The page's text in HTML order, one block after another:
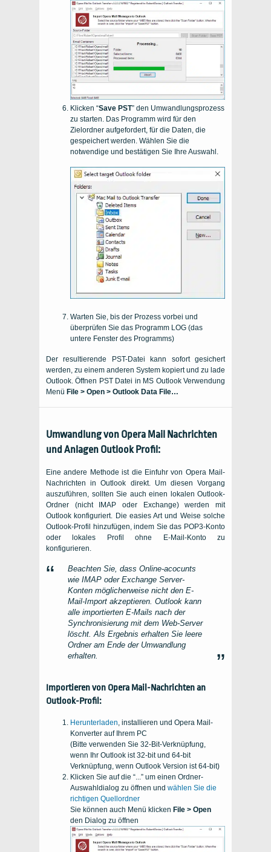
Klicken “Save PST” den Umwandlungsprozess
zu starten. Das Programm wird für den
Zielordner aufgefordert, für die Daten, die
gespeichert werden. Wählen Sie die
notwendige und bestätigen Sie Ihre Auswahl.
Warten Sie, bis der Prozess vorbei und
überprüfen Sie das Programm LOG (das
untere Fenster des Programms)
Der resultierende PST-Datei kann sofort gesichert
werden, zu einem anderen System kopiert und zu lade
Outlook. Öffnen PSTDatei in MS OutlookVerwendung
Menü File > Open > Outlook Data File…
Umwandlung von Opera Mail Nachrichten
und Anlagen OutlookProfil:
Eine andere Methode ist die Einfuhr von Opera Mail-
Nachrichten in Outlook direkt. Um diesen Vorgang
auszuführen, sollten Sie auch einen lokalen Outlook-
Ordner (nicht IMAP oder Exchange) werden mit
Outlook konfiguriert. Die easies Art und Weise solche
Outlook-Profil hinzufügen, indem Sie das POP3-Konto
oder lokales Profil ohne E-Mail-Konto zu
konfigurieren.
Beachten Sie, dass Online-acocunts
wie IMAP oder Exchange Server-
Konten möglicherweise nicht den E-
Mail-Import akzeptieren. Outlook kann
alle importierten E-Mails nach der
Synchronisierung mit dem Web-Server
löscht. Als Ergebnis erhalten Sie leere
Ordner am Ende der Umwandlung
erhalten.
Importieren von Opera Mail-Nachrichten an
Outlook-Profil:
Herunterladen, installieren und Opera Mail-
Konverter auf Ihrem PC
(Bitte verwenden Sie 32-Bit-Verknüpfung,
wenn Ihr Outlook ist32-bitund 64-bit
Verknüpfung, wenn Outlook Version ist64-bit)
Klicken Sie auf die “...” um einen Ordner-
Auswahldialog zu öffnen und wählen Sie die
richtigen Quellordner
Sie können auch Menü klicken File > Open
den Dialog zu öffnen